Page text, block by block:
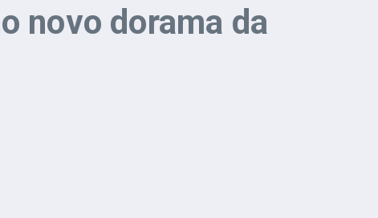
novo dorama da